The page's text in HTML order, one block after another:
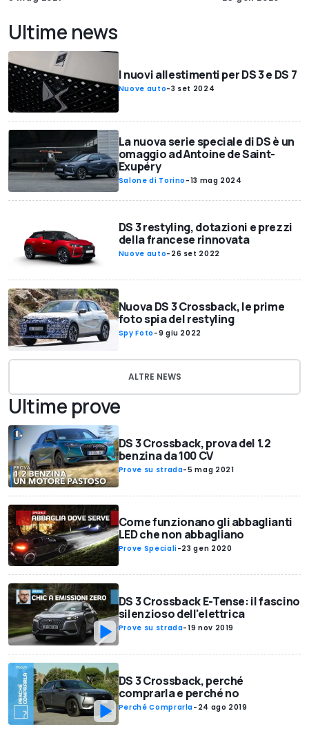
Ultime news
I nuovi allestimenti per DS 3 e DS 7
Nuove auto-3 set 2024
La nuova serie speciale di DS è un
omaggio ad Antoine de Saint-
Exupéry
Salone di Torino -13 mag 2024
DS 3 restyling, dotazioni e prezzi
della francese rinnovata
Nuove auto- 26 set 2022
Nuova DS 3 Crossback, le prime
foto spia del restyling
Spy Foto -9 giu 2022
ALTRE NEWS
Ultime prove
DS 3 Crossback, prova del 1.2
benzina da 100 CV
Prove su strada-5 mag 2021
Come funzionano gli abbaglianti
LED che non abbagliano
Prove Speciali-23 gen 2020
DS 3 Crossback E-Tense: il fascino
silenzioso dell'elettrica
Prove su strada-19 nov 2019
DS 3 Crossback, perché
comprarla e perché no
Perché Comprarla- 24 ago 2019